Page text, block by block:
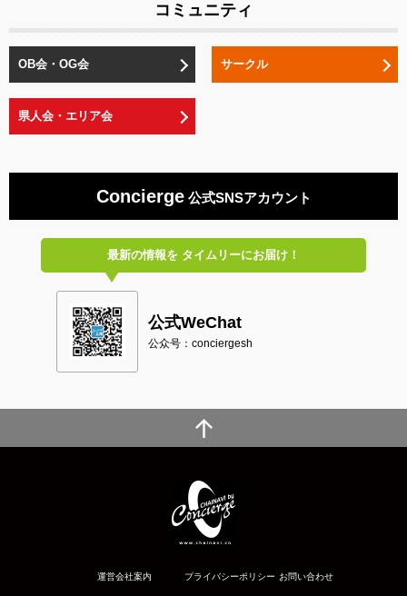
コミュニティ
OB会・OG会 サークル
県人会・エリア会
Concierge公式SNSアカウント
最新の情報をタイムリーにお届け！
公式WeChat
公众号：conciergesh
運営会社案内 プライバシーポリシー お問い合わせ